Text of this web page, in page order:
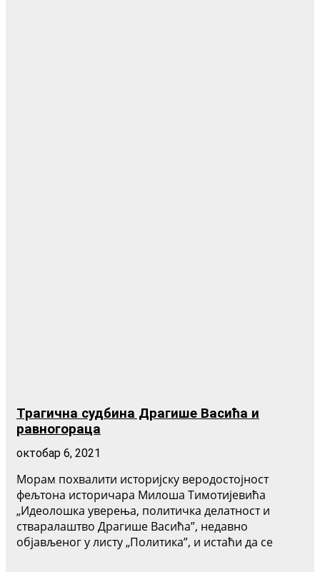
Трагична судбина Драгише Васића и
равногораца
октобар 6, 2021
Морам похвалити историјску веродостојност
фељтона историчара Милоша Тимотијевића
„Идеолошка уверења, политичка делатност и
стваралаштво Драгише Васића”, недавно
објављеног у листу „Политика”, и истаћи да се